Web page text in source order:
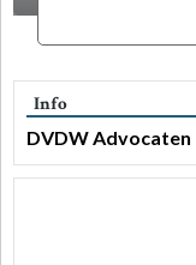
Info
DVDW Advocaten